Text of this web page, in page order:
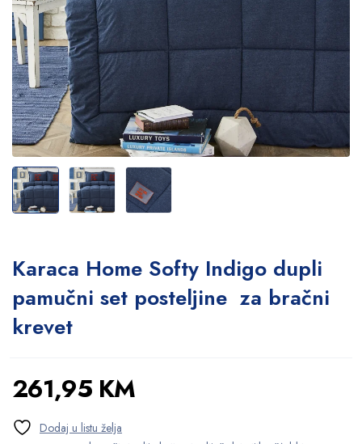
Karaca Home Softy Indigo dupli
pamučni set posteljine za bračni
krevet
261,95 KM